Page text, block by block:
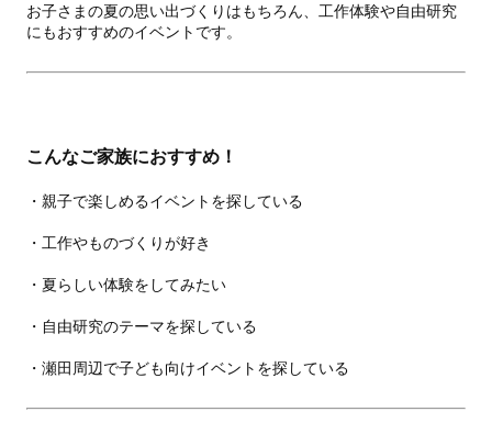
お子さまの夏の思い出づくりはもちろん、工作体験や自由研究
にもおすすめのイベントです。
こんなご家族におすすめ！
・親子で楽しめるイベントを探している
・工作やものづくりが好き
・夏らしい体験をしてみたい
・自由研究のテーマを探している
・瀬田周辺で子ども向けイベントを探している